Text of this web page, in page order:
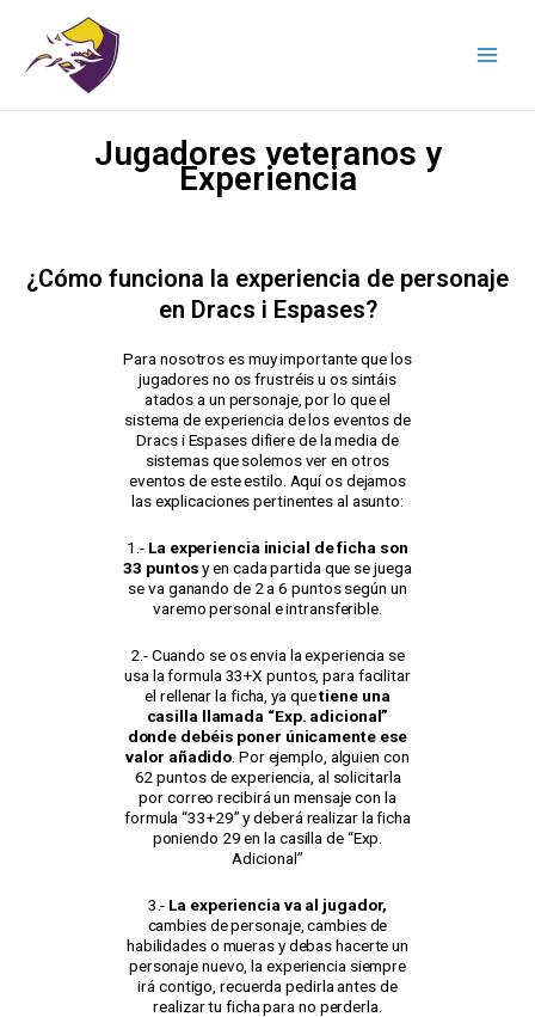
Jugadores veteranos y
Experiencia
¿Cómo funciona la experiencia de personaje
en Dracs i Espases?
Para nosotros es muy importante que los
jugadores no os frustréis u os sintáis
atados a un personaje, por lo que el
sistema de experiencia de los eventos de
Dracs i Espases difiere de la media de
sistemas que solemos ver en otros
eventos de este estilo. Aquí os dejamos
las explicaciones pertinentes al asunto:
1.- La experiencia inicial de ficha son
33 puntosy en cada partida que se juega
se va ganando de 2 a 6 puntos según un
varemo personal e intransferible.
2.- Cuando se os envia la experiencia se
usa la formula 33+X puntos, para facilitar
el rellenar la ficha, ya quetiene una
casilla llamada “Exp. adicional”
donde debéis poner únicamente ese
valor añadido . Por ejemplo, alguien con
62 puntos de experiencia, al solicitarla
por correo recibirá un mensaje con la
formula “33+29” y deberá realizar la ficha
poniendo 29 en la casilla de “Exp.
Adicional”
3.- La experiencia va al jugador,
cambies de personaje, cambies de
habilidades o mueras y debas hacerte un
personaje nuevo, la experiencia siempre
irá contigo, recuerda pedirla antes de
realizar tu ficha para no perderla.